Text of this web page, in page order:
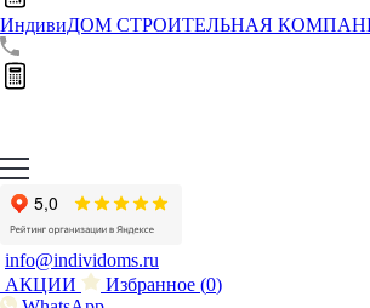
ИндивиДОМ СТРОИТЕЛЬНАЯ
info@individoms.ru
АКЦИИ
Избранное (0)